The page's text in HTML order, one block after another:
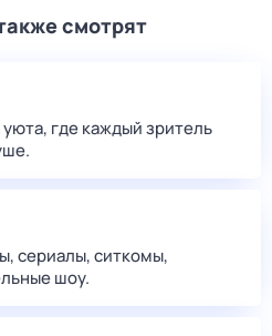
смотрят
где каждый зритель
сериалы, ситкомы,
шоу.